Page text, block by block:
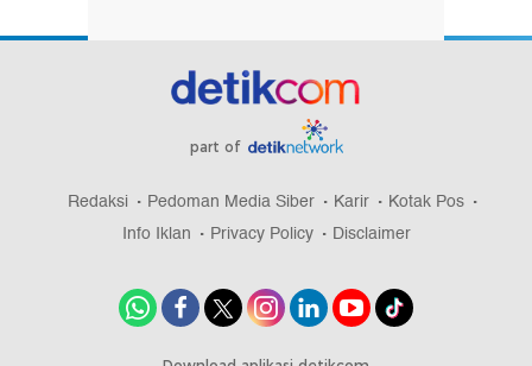
part of
Redaksi Pedoman Media Siber Karir
Kotak Pos
Info Iklan
Privacy Policy Disclaimer